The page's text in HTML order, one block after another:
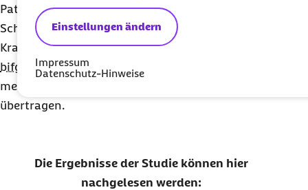
Einstellungen ändern
Impressum
Datenschutz-Hinweise
Patientinnen und Patienten ist. Um weitere
Schlüsse für die Umsetzung der
Krankenhausreform ziehen zu können, stellt das
bifg
in Aussicht, die Methodik auf andere
medizinische Behandlungen im Krankenhaus zu
übertragen.
Die Ergebnisse der Studie können hier
nachgelesen werden: